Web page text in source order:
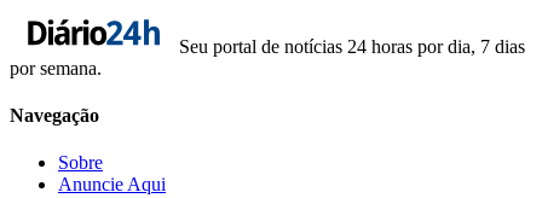
Seu portal de notícias 24 horas por dia, 7 dias
por semana.
Navegação
Sobre
Anuncie Aqui